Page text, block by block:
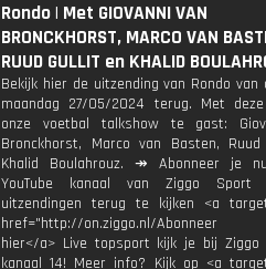
Rondo | Met GIOVANNI VAN
BRONCKHORST, MARCO VAN
RUUD GULLIT en KHALID
Bekijk hier de uitzending van Rondo van
maandag 27/05/2024 terug. Met
onze voetbal talkshow te gast:
Bronckhorst, Marco van Basten,
Khalid Boulahrouz. ↠ Abonneer je
YouTube kanaal van Ziggo
uitzendingen terug te kijken <a
href="http://on.ziggo.nl/
hier</a> Live topsport kijk je bij
kanaal 14! Meer info? Kijk op <a